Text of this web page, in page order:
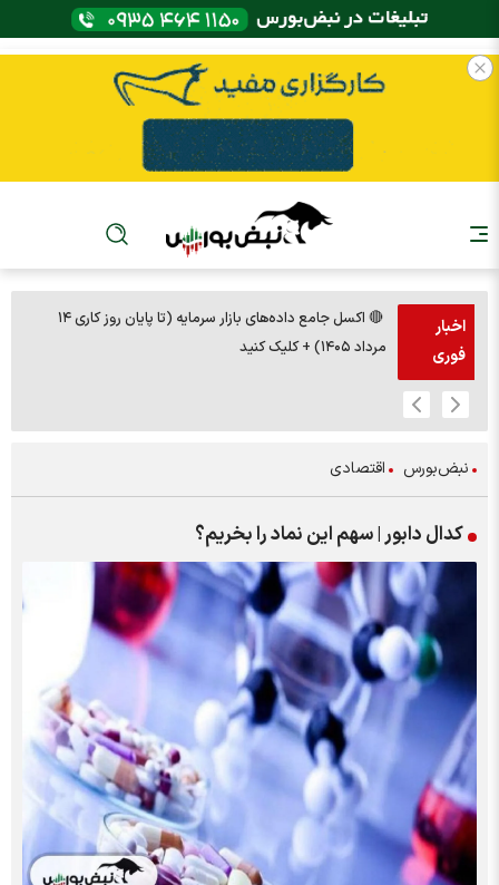
اخبار
فوری
🔴 اکسل جامع داده‌های بازار سرمایه (تا پایان روز کاری ۱۴
مرداد ۱۴۰۵) + کلیک کنید
نبض‌بورس اقتصادی
کدال دابور | سهم این نماد را بخریم؟